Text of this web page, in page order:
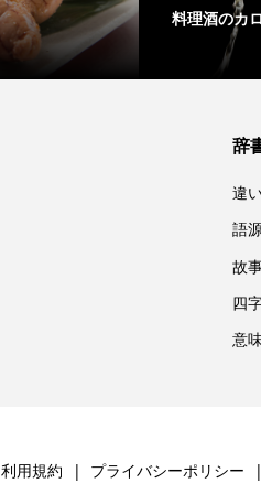
料理酒のカ
辞
違
語
故
四
意
利用規約 プライバシーポリシー